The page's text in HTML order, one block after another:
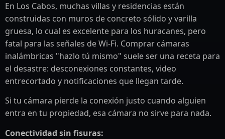
En Los Cabos, muchas villas y residencias están
construidas con muros de concreto sólido y varilla
gruesa, lo cual es excelente para los huracanes, pero
fatal para las señales de Wi-Fi. Comprar cámaras
inalámbricas "hazlo tú mismo" suele ser una receta para
el desastre: desconexiones constantes, video
entrecortado y notificaciones que llegan tarde.
Si tu cámara pierde la conexión justo cuando alguien
entra en tu propiedad, esa cámara no sirve para nada.
Conectividad sin fisuras: